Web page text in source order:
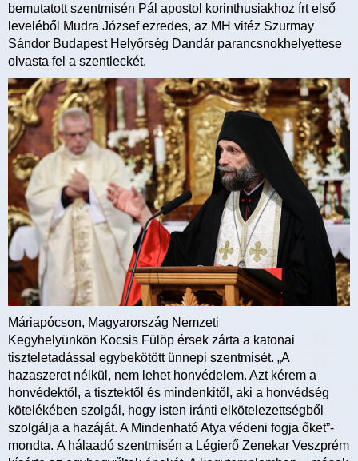
bemutatott szentmisén Pál apostol korinthusiakhoz írt első
leveléből Mudra József ezredes, az MH vitéz Szurmay
Sándor Budapest Helyőrség Dandár parancsnokhelyettese
olvasta fel a szentleckét.
Máriapócson, Magyarország Nemzeti
Kegyhelyünkön Kocsis Fülöp érsek zárta a katonai
tiszteletadással egybekötött ünnepi szentmisét. „A
hazaszeret nélkül, nem lehet honvédelem. Azt kérem a
honvédektől, a tisztektől és mindenkitől, aki a honvédség
kötelékében szolgál, hogy isten iránti elkötelezettségből
szolgálja a hazáját. A Mindenható Atya védeni fogja őket”-
mondta. A hálaadó szentmisén a Légierő Zenekar Veszprém